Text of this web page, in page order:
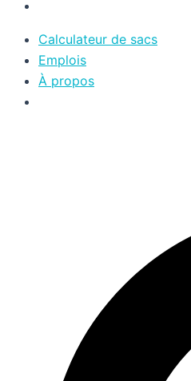
Calculateur de sacs
Emplois
À propos